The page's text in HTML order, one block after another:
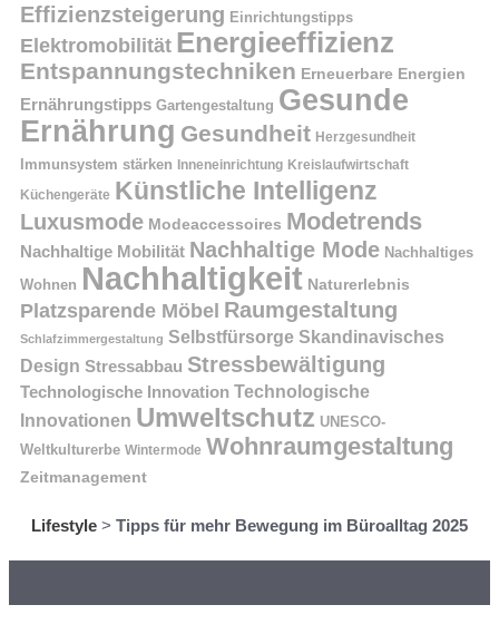
Effizienzsteigerung Einrichtungstipps
Elektromobilität Energieeffizienz
Entspannungstechniken Erneuerbare Energien
Ernährungstipps Gartengestaltung Gesunde
Ernährung Gesundheit Herzgesundheit
Immunsystem stärken Inneneinrichtung Kreislaufwirtschaft
Küchengeräte Künstliche Intelligenz
Luxusmode Modeaccessoires Modetrends
Nachhaltige Mobilität Nachhaltige Mode Nachhaltiges
Wohnen Nachhaltigkeit Naturerlebnis
Platzsparende Möbel Raumgestaltung
Schlafzimmergestaltung Selbstfürsorge Skandinavisches
Design Stressabbau Stressbewältigung
Technologische Innovation Technologische
Innovationen Umweltschutz UNESCO-
Weltkulturerbe Wintermode Wohnraumgestaltung
Zeitmanagement
Lifestyle > Tipps für mehr Bewegung im Büroalltag 2025